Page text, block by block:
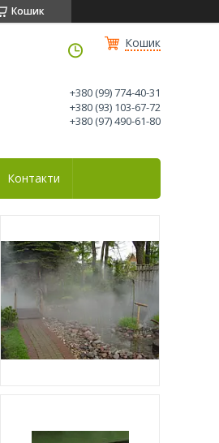
Кошик
Кошик
+380 (99) 774-40-31
+380 (93) 103-67-72
+380 (97) 490-61-80
Контакти